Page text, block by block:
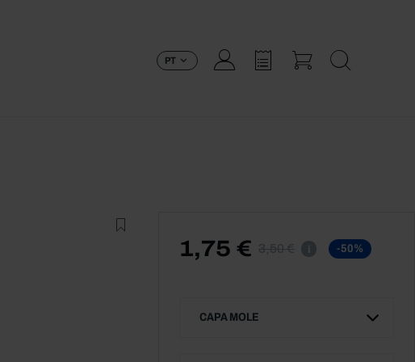
PT
1,75 € 3,50 € -50%
CAPA MOLE